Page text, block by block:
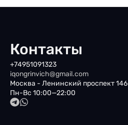
Контакты
+74951091323
iqongrinvich@gmail.com
Москва - Ленинский проспект 146
Пн-Вс 10:00—22:00